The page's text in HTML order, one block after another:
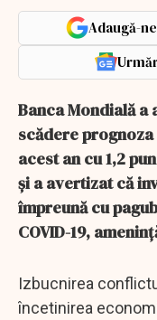
Adaugă-
Banca Mondială a
scădere
acest an cu 1,2
și a avertizat că
împreună cu
COVID-19,
Izbucnirea
încetinirea